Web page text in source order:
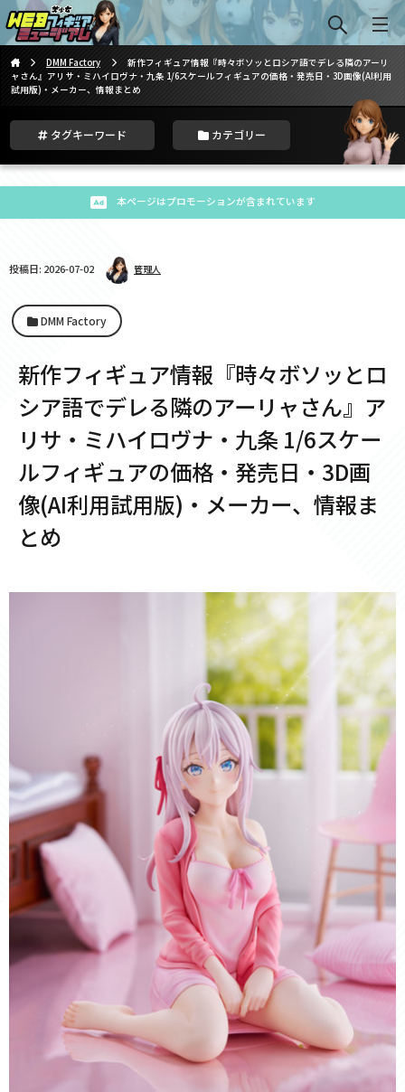
DMM Factory
新作フィギュア情報『時々ボソッとロシア語でデレる隣のアーリ
ャさん』アリサ・ミハイロヴナ・九条 1/6スケールフィギュアの価格・発売日・3D画像(AI利用
試用版)・メーカー、情報まとめ
タグキーワード カテゴリー
本ページはプロモーションが含まれています
投稿日: 2026-07-02 管理人
DMM Factory
新作フィギュア情報『時々ボソッとロ
シア語でデレる隣のアーリャさん』ア
リサ・ミハイロヴナ・九条 1/6スケー
ルフィギュアの価格・発売日・3D画
像(AI利用試用版)・メーカー、情報ま
とめ